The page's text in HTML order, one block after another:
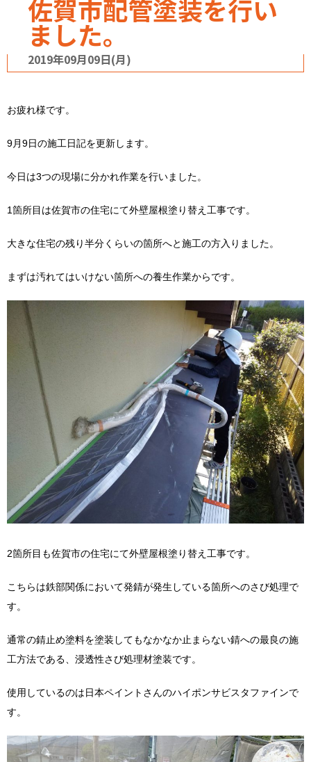
佐賀市配管塗装を行い
ました。
2019年09月09日(月)
お疲れ様です。
9月9日の施工日記を更新します。
今日は3つの現場に分かれ作業を行いました。
1箇所目は佐賀市の住宅にて外壁屋根塗り替え工事です。
大きな住宅の残り半分くらいの箇所へと施工の方入りました。
まずは汚れてはいけない箇所への養生作業からです。
2箇所目も佐賀市の住宅にて外壁屋根塗り替え工事です。
こちらは鉄部関係において発錆が発生している箇所へのさび処理で
す。
通常の錆止め塗料を塗装してもなかなか止まらない錆への最良の施
工方法である、浸透性さび処理材塗装です。
使用しているのは日本ペイントさんのハイポンサビスタファインで
す。